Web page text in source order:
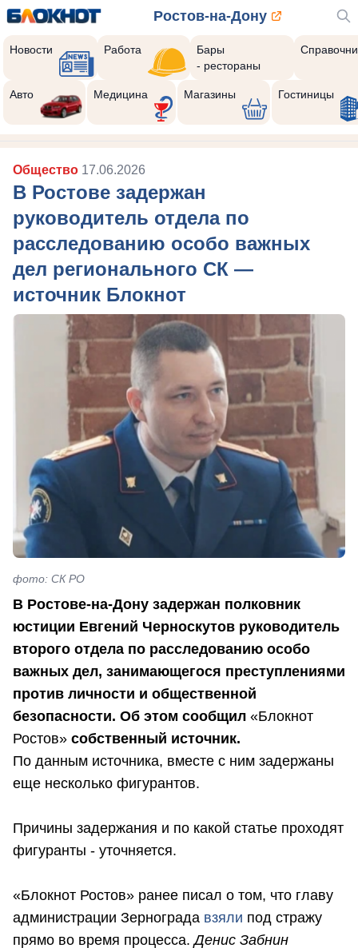
Ростов-на-Дону
Новости Работа
Бары
- рестораны
Авто Медицина Магазины Гостиницы
Общество 17.06.2026
В Ростове задержан
руководитель отдела по
расследованию особо важных
дел регионального СК —
источник Блокнот
фото: СК РО
В Ростове-на-Дону задержан полковник
юстиции Евгений Черноскутов руководитель
второго отдела по расследованию особо
важных дел, занимающегося преступлениями
против личности и общественной
безопасности. Об этом сообщил «Блокнот
Ростов» собственный источник.
По данным источника, вместе с ним задержаны
еще несколько фигурантов.
Причины задержания и по какой статье проходят
фигуранты - уточняется.
«Блокнот Ростов» ранее писал о том, что главу
администрации Зернограда взяли под стражу
прямо во время процесса.Денис Забнин